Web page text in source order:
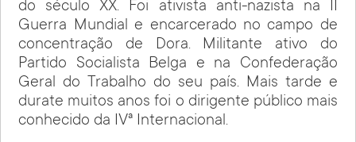
do século XX. Foi ativista anti-nazista na II
Guerra Mundial e encarcerado no campo de
concentração de Dora. Militante ativo do
Partido Socialista Belga e na Confederação
Geral do Trabalho do seu país. Mais tarde e
durate muitos anos foi o dirigente público mais
conhecido da IVª Internacional.